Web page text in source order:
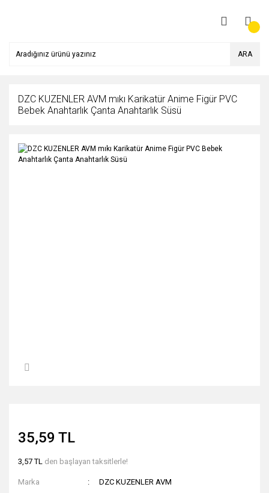
ARA
DZC KUZENLER AVM mıkı Karikatür Anime Figür PVC
Bebek Anahtarlık Çanta Anahtarlık Süsü
35,59 TL
3,57 TL den başlayan taksitlerle!
Marka
DZC KUZENLER AVM